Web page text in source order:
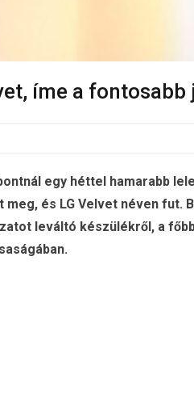
íme a
egy héttel hamarabb
és LG Velvet néven fut.
leváltó készülékről, a